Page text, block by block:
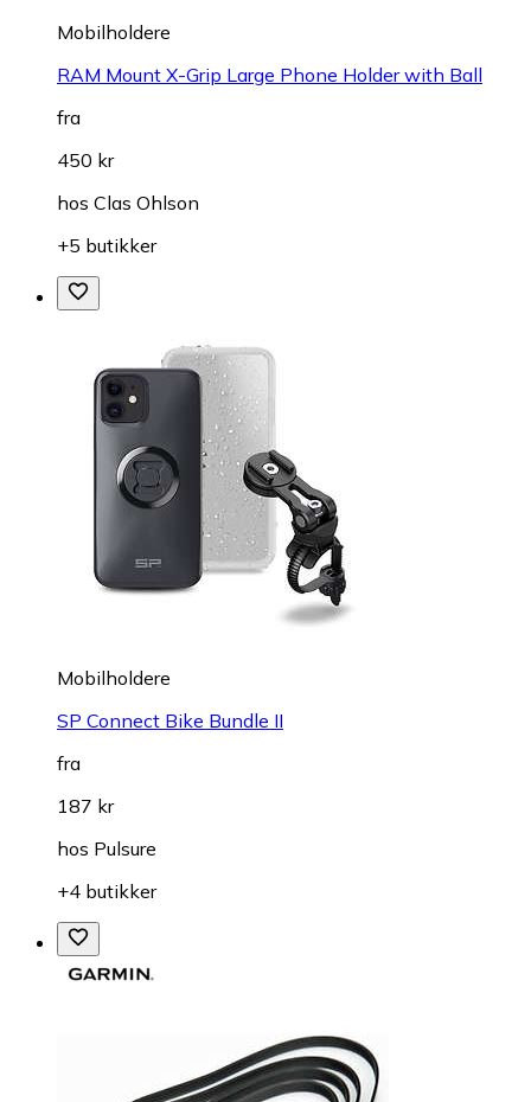
Mobilholdere
RAM Mount X-Grip Large Phone Holder with Ball
fra
450 kr
hos Clas Ohlson
+5 butikker
Mobilholdere
SP Connect Bike Bundle II
fra
187 kr
hos Pulsure
+4 butikker